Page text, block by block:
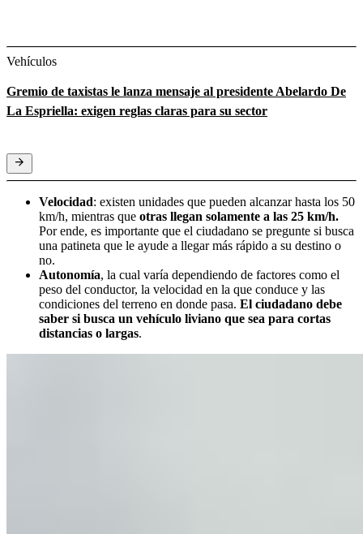
Vehículos
Gremio de taxistas le lanza mensaje al presidente Abelardo De
La Espriella: exigen reglas claras para su sector
Velocidad: existen unidades que pueden alcanzar hasta los 50
km/h, mientras que otras llegan solamente a las 25 km/h.
Por ende, es importante que el ciudadano se pregunte si busca
una patineta que le ayude a llegar más rápido a su destino o
no.
Autonomía, la cual varía dependiendo de factores como el
peso del conductor, la velocidad en la que conduce y las
condiciones del terreno en donde pasa. El ciudadano debe
saber si busca un vehículo liviano que sea para cortas
distancias o largas.